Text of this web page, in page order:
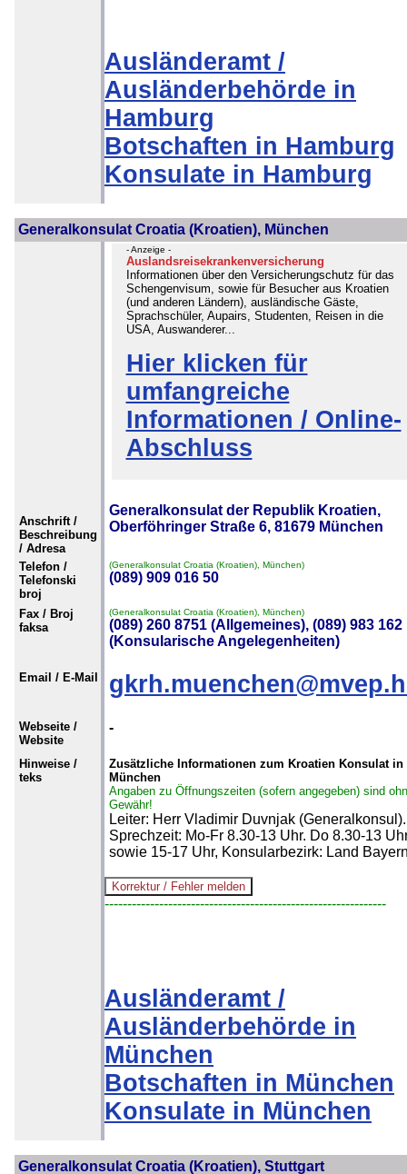
Ausländeramt /
Ausländerbehörde in
Hamburg
Botschaften in Hamburg
Konsulate in Hamburg
Generalkonsulat Croatia (Kroatien), München
- Anzeige -
Auslandsreisekrankenversicherung
Informationen über den Versicherungschutz für das
Schengenvisum, sowie für Besucher aus Kroatien
(und anderen Ländern), ausländische Gäste,
Sprachschüler, Aupairs, Studenten, Reisen in die
USA, Auswanderer...
Hier klicken für
umfangreiche
Informationen / Online-
Abschluss
Anschrift /
Beschreibung
/ Adresa
Generalkonsulat der Republik Kroatien,
Oberföhringer Straße 6, 81679 München
Telefon /
Telefonski
broj
(Generalkonsulat Croatia (Kroatien), München)
(089) 909 016 50
Fax / Broj
faksa
(Generalkonsulat Croatia (Kroatien), München)
(089) 260 8751 (Allgemeines), (089) 983 162
(Konsularische Angelegenheiten)
Email / E-Mail
Webseite /
Website
-
Hinweise /
teks
Zusätzliche Informationen zum Kroatien Konsulat in
München
Angaben zu Öffnungszeiten (sofern angegeben) sind
Gewähr!
Leiter: Herr Vladimir Duvnjak (Generalkonsul).
Sprechzeit: Mo-Fr 8.30-13 Uhr. Do 8.30-13
sowie 15-17 Uhr, Konsularbezirk: Land
--------------------------------------------------------------
Ausländeramt /
Ausländerbehörde in
München
Botschaften in München
Konsulate in München
Generalkonsulat Croatia (Kroatien), Stuttgart